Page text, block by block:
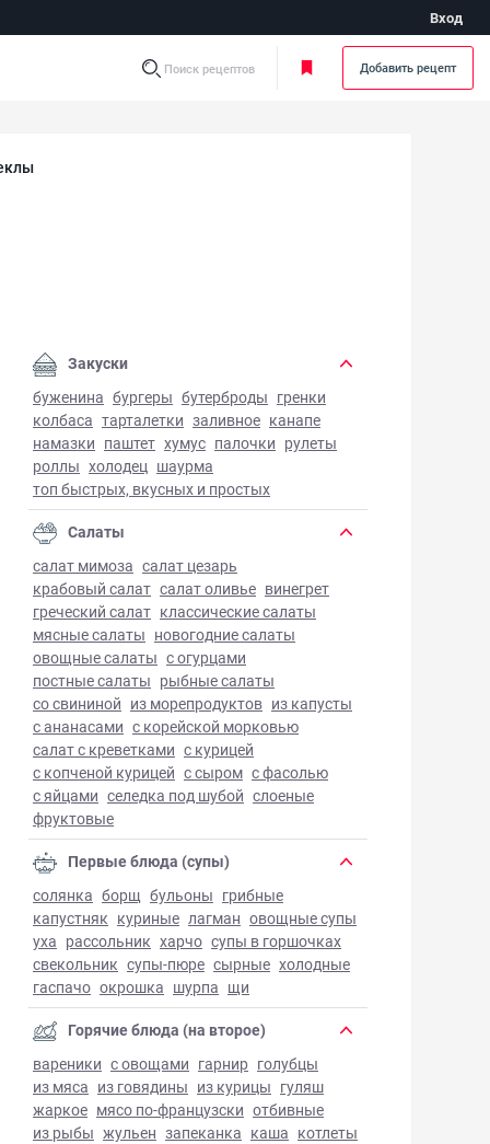
Вход
Поиск рецептов Добавить рецепт
из свеклы - фото готового блюда
Закуски
буженина бургеры бутерброды гренки
колбаса тарталетки заливное канапе
намазки паштет хумус палочки рулеты
роллы холодец шаурма
топ быстрых, вкусных и простых
Салаты
салат мимоза салат цезарь
крабовый салат салат оливье винегрет
греческий салат классические салаты
мясные салаты новогодние салаты
овощные салаты с огурцами
постные салаты рыбные салаты
со свининой из морепродуктов из капусты
с ананасами с корейской морковью
салат с креветками с курицей
с копченой курицей с сыром с фасолью
с яйцами селедка под шубой слоеные
фруктовые
Первые блюда (супы)
солянка борщ бульоны грибные
капустняк куриные лагман овощные супы
уха рассольник харчо супы в горшочках
свекольник супы-пюре сырные холодные
гаспачо окрошка шурпа щи
Горячие блюда (на второе)
вареники с овощами гарнир голубцы
из мяса из говядины из курицы гуляш
жаркое мясо по-французски отбивные
из рыбы жульен запеканка каша котлеты